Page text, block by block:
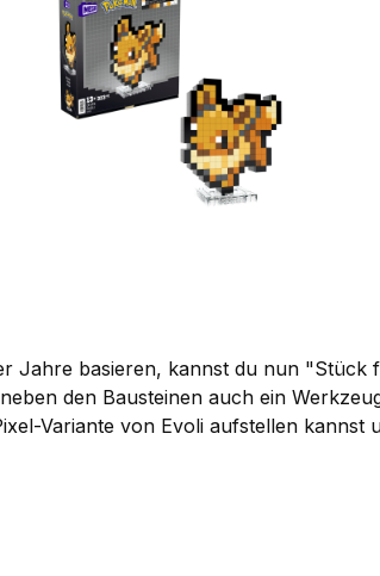
Jahre basieren, kannst du nun
den Bausteinen auch ein
Variante von Evoli aufstellen